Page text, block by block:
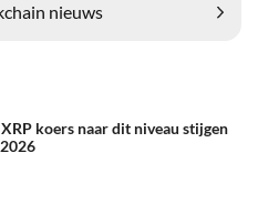
nieuws
koers naar dit niveau stijgen